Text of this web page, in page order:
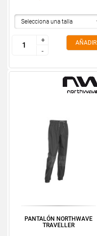
+
-
+
-
AÑADIR
PANTALÓN NORTHWAVE
TRAVELLER